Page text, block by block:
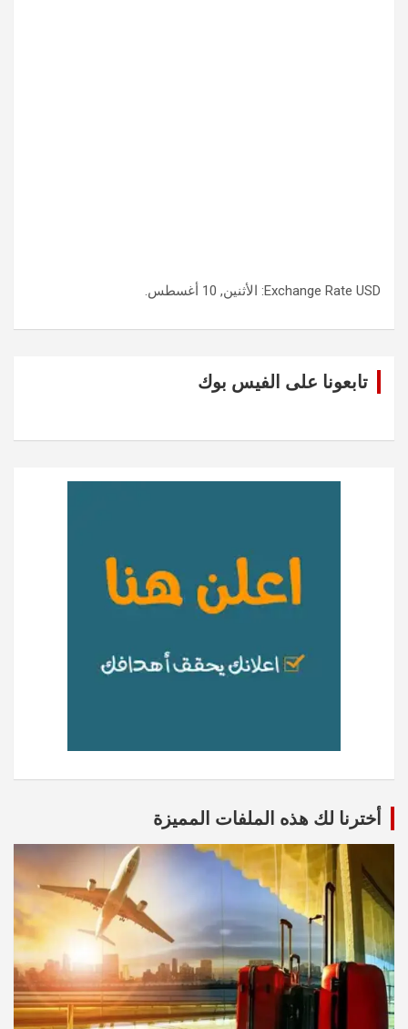
Exchange Rate USD : الأثنين, 10 أغسطس.
تابعونا على الفيس بوك
أخترنا لك هذه الملفات المميزة